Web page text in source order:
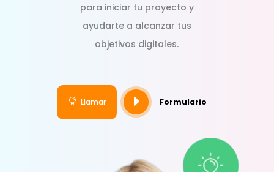
para iniciar tu proyecto y
ayudarte a alcanzar tus
objetivos digitales.
 Llamar E Formulario